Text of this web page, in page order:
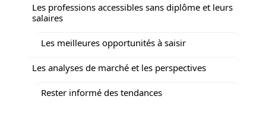
Les professions accessibles sans diplôme et leurs
salaires
Les meilleures opportunités à saisir
Les analyses de marché et les perspectives
Rester informé des tendances